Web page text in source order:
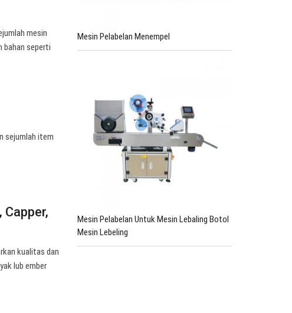
mesin
bahan seperti
sejumlah item
kualitas dan
lub ember
Mesin Pelabelan Menempel
Mesin Pelabelan Untuk Mesin Lebaling Botol
Mesin Lebeling